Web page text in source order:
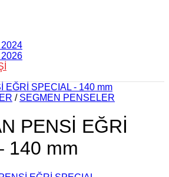
/ SEGMEN PENSELER
PENSİ EĞRİ
140 mm